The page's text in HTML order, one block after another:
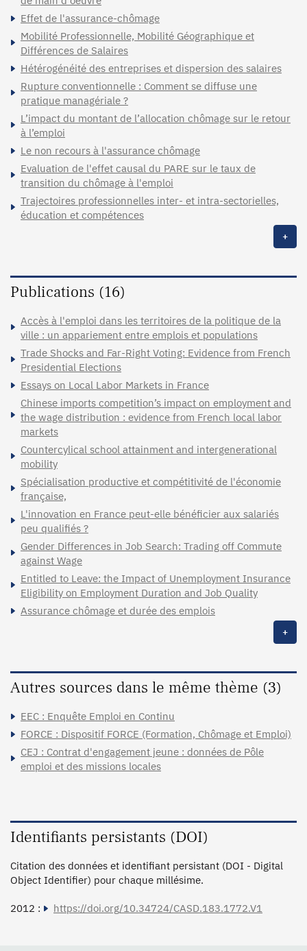
Effet de l'assurance-chômage
Mobilité Professionnelle, Mobilité Géographique et
Différences de Salaires
Hétérogénéité des entreprises et dispersion des salaires
Rupture conventionnelle : Comment se diffuse une
pratique managériale ?
L’impact du montant de l’allocation chômage sur le retour
à l’emploi
Le non recours à l'assurance chômage
Evaluation de l'effet causal du PARE sur le taux de
transition du chômage à l'emploi
Trajectoires professionnelles inter- et intra-sectorielles,
éducation et compétences
+
Publications (16)
Accès à l'emploi dans les territoires de la politique de la
ville : un appariement entre emplois et populations
Trade Shocks and Far-Right Voting: Evidence from French
Presidential Elections
Essays on Local Labor Markets in France
Chinese imports competition’s impact on employment and
the wage distribution : evidence from French local labor
markets
Countercylical school attainment and intergenerational
mobility
Spécialisation productive et compétitivité de l'économie
française,
L'innovation en France peut-elle bénéficier aux salariés
peu qualifiés ?
Gender Differences in Job Search: Trading off Commute
against Wage
Entitled to Leave: the Impact of Unemployment Insurance
Eligibility on Employment Duration and Job Quality
Assurance chômage et durée des emplois
+
Autres sources dans le même thème (3)
EEC : Enquête Emploi en Continu
FORCE : Dispositif FORCE (Formation, Chômage et Emploi)
CEJ : Contrat d'engagement jeune : données de Pôle
emploi et des missions locales
Identifiants persistants (DOI)
Citation des données et identifiant persistant (DOI - Digital
Object Identifier) pour chaque millésime.
2012 : https://doi.org/10.34724/CASD.183.1772.V1